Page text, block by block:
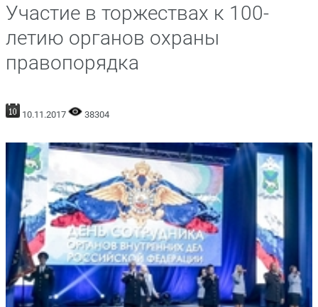
Участие в торжествах к 100-
летию органов охраны
правопорядка
10.11.2017 38304